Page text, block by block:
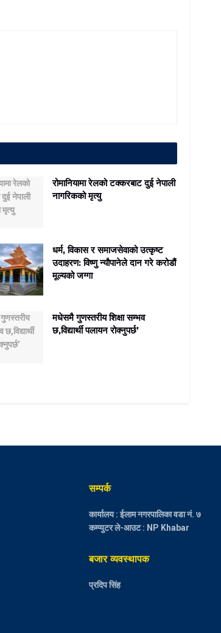
रोमानियामा रेलको टक्करबाट दुई नेपाली
नागरिकको मृत्यु
धर्म, विकास र समाजसेवाको उत्कृष्ट
उदाहरण: विष्णु न्यौपानेले दान गरे करोडौं
मूल्यको जग्गा
मधेसमै गुणस्तरीय शिक्षा सम्भव
छ,विद्यार्थी पलायन रोक्नुपर्छ’
सम्पर्क
कार्यालय : ईलाम नगरपालिका वडा नं. ७
कम्प्युटर ले-आउट : NP Khabar
बजार व्यवस्थापक
प्रदिप सिंह